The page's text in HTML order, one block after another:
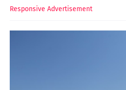
Responsive Advertisement